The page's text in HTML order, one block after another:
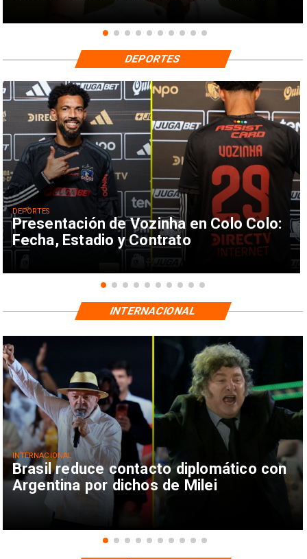
Presentación de Vozinha en Colo Colo:
Fecha, Estadio y Contrato
DEPORTES
DEPORTES
Brasil reduce contacto diplomático con
Argentina por dichos de Milei
INTERNACIONAL
INTERNACIONAL